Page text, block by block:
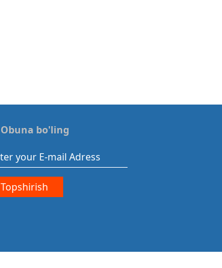
Obuna bo'ling
Topshirish